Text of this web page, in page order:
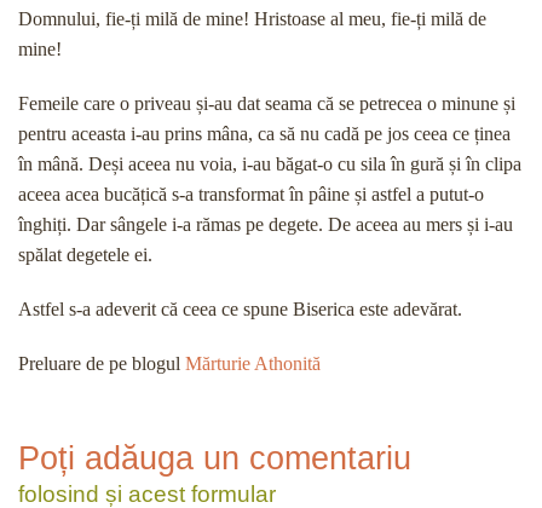
Domnului, fie-ți milă de mine! Hristoase al meu, fie-ți milă de
mine!
Femeile care o priveau și-au dat seama că se petrecea o minune și
pentru aceasta i-au prins mâna, ca să nu cadă pe jos ceea ce ținea
în mână. Deși aceea nu voia, i-au băgat-o cu sila în gură și în clipa
aceea acea bucățică s-a transformat în pâine și astfel a putut-o
înghiți. Dar sângele i-a rămas pe degete. De aceea au mers și i-au
spălat degetele ei.
Astfel s-a adeverit că ceea ce spune Biserica este adevărat.
Preluare de pe blogul Mărturie Athonită
Poți adăuga un comentariu
folosind și acest formular